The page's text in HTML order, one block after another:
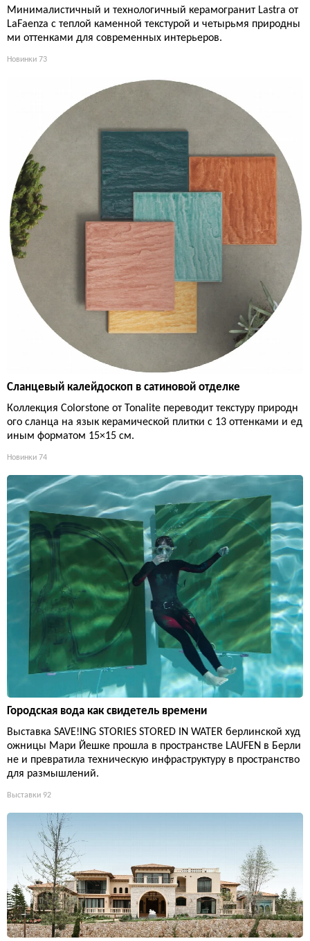
Минималистичный и технологичный керамогранит Lastra от
LaFaenza с теплой каменной текстурой и четырьмя природны
ми оттенками для современных интерьеров.
Новинки 73
Сланцевый калейдоскоп в сатиновой отделке
Коллекция Colorstone от Tonalite переводит текстуру природн
ого сланца на язык керамической плитки с 13 оттенками и ед
иным форматом 15×15 см.
Новинки 74
Городская вода как свидетель времени
Выставка SAVE!ING STORIES STORED IN WATER берлинской худ
ожницы Мари Йешке прошла в пространстве LAUFEN в Берли
не и превратила техническую инфраструктуру в пространство
для размышлений.
Выставки 92